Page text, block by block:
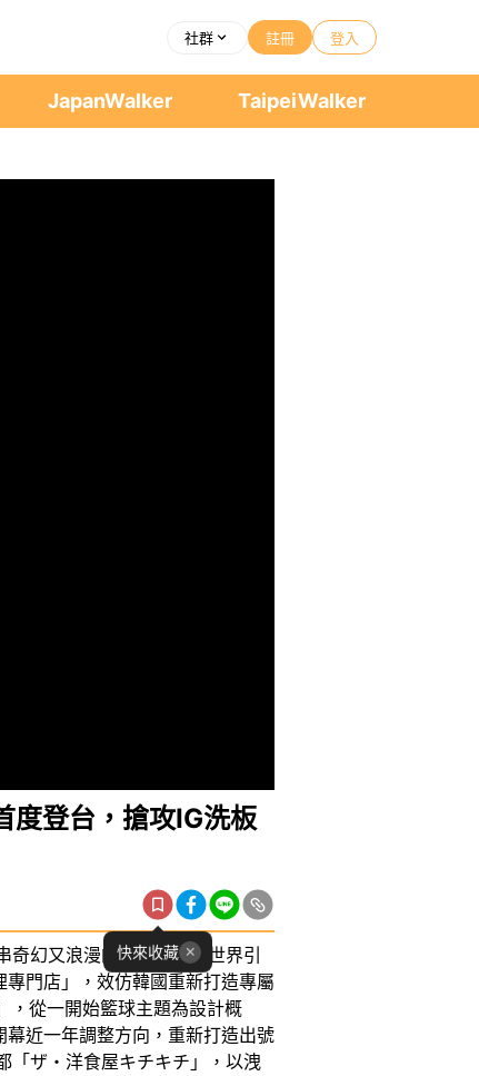
社群 註冊 登入
JapanWalker TaipeiWalker
度登台，搶攻IG洗板
快來收藏
幻又浪漫的故事，在全世界引
門店」，效仿韓國重新打造專屬
，從一開始籃球主題為設計概
近一年調整方向，重新打造出號
「ザ・洋食屋キチキチ」，以洩